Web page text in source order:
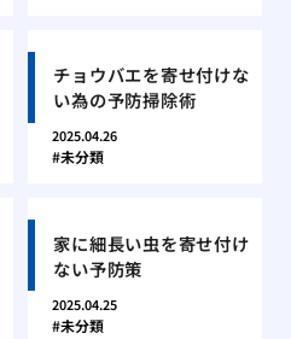
チョウバエを寄せ付けな
い為の予防掃除術
2025.04.26
未分類
家に細長い虫を寄せ付け
ない予防策
2025.04.25
未分類